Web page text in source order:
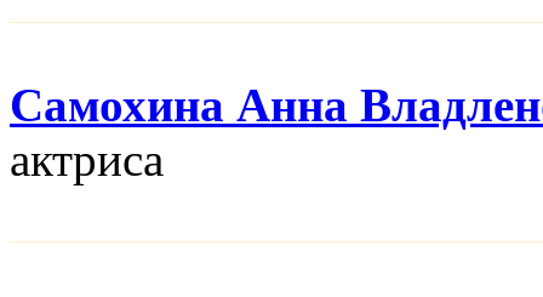
Самохина Анна
актриса